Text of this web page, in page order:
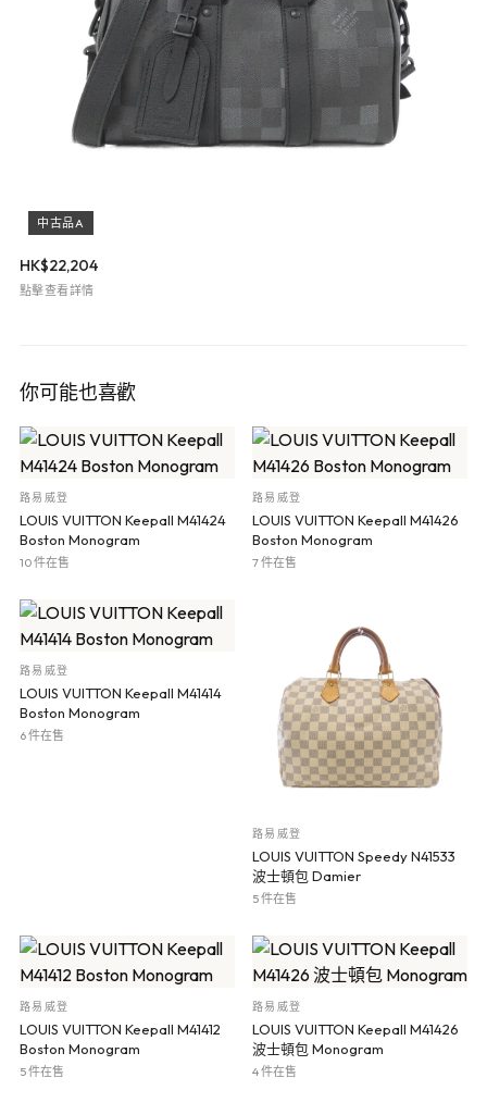
中古品A
HK$22,204
點擊查看詳情
你可能也喜歡
路易威登
LOUIS VUITTON Keepall M41424
Boston Monogram
10 件在售
路易威登
LOUIS VUITTON Keepall M41426
Boston Monogram
7 件在售
路易威登
LOUIS VUITTON Keepall M41414
Boston Monogram
6 件在售
路易威登
LOUIS VUITTON Speedy N41533
波士頓包 Damier
5 件在售
路易威登
LOUIS VUITTON Keepall M41412
Boston Monogram
5 件在售
路易威登
LOUIS VUITTON Keepall M41426
波士頓包 Monogram
4 件在售